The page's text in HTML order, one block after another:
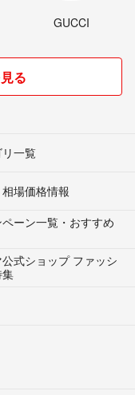
GUCCI
る
一覧
場価格情報
ーン一覧・おすすめ
式ショップ ファッシ
集